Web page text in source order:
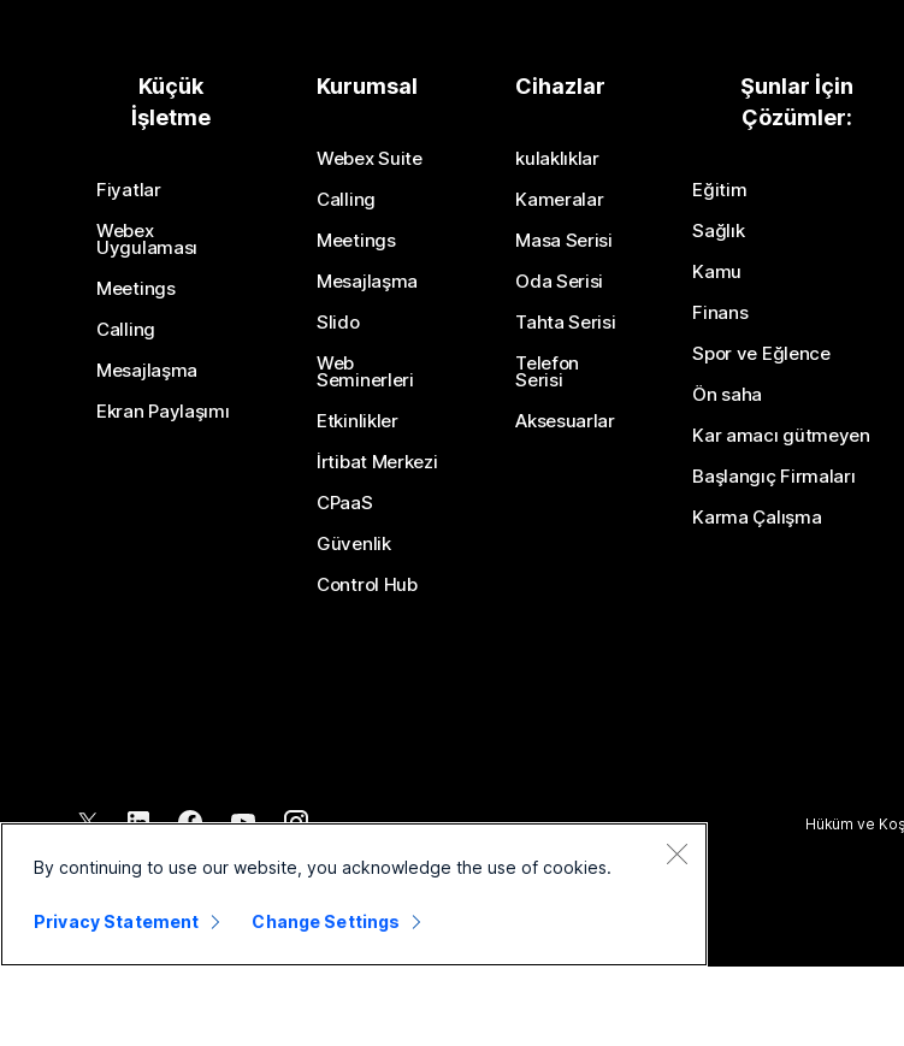
Küçük
İşletme
Fiyatlar
Webex
Uygulaması
Meetings
Calling
Mesajlaşma
Ekran Paylaşımı
Kurumsal
Webex Suite
Calling
Meetings
Mesajlaşma
Slido
Web
Seminerleri
Etkinlikler
İrtibat Merkezi
CPaaS
Güvenlik
Control Hub
Cihazlar
kulaklıklar
Kameralar
Masa Serisi
Oda Serisi
Tahta Serisi
Telefon
Serisi
Aksesuarlar
Şunlar İçin
Çözümler:
Eğitim
Sağlık
Kamu
Finans
Spor ve Eğlence
Ön saha
Kar amacı gütmeyen
Başlangıç Firmaları
Karma Çalışma
2026 Cisco ve/veya bağlı kuruluşları. Tüm hakları saklıdır.
Hüküm ve
By continuing to use our website, you acknowledge the use of cookies.
Privacy Statement Change Settings